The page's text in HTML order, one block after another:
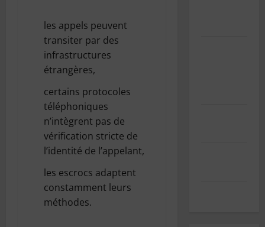
les appels peuvent
transiter par des
infrastructures
étrangères,
certains protocoles
téléphoniques
n’intègrent pas de
vérification stricte de
l’identité de l’appelant,
les escrocs adaptent
constamment leurs
méthodes.